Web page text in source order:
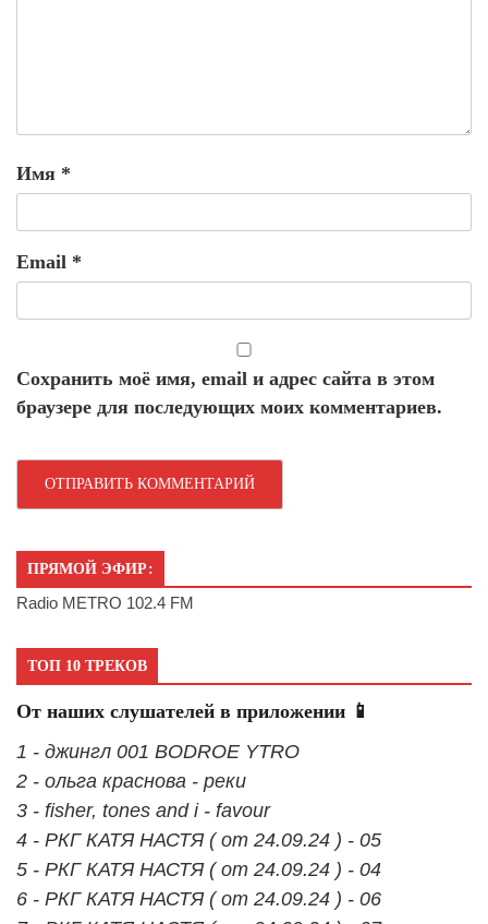
Имя *
Email *
Сохранить моё имя, email и адрес сайта в этом
браузере для последующих моих комментариев.
ПРЯМОЙ ЭФИР:
Radio METRO 102.4 FM
ТОП 10 ТРЕКОВ
От наших слушателей в приложении 📱
1 - джингл 001 BODROE YTRO
2 - ольга краснова - реки
3 - fisher, tones and i - favour
4 - РКГ КАТЯ НАСТЯ ( от 24.09.24 ) - 05
5 - РКГ КАТЯ НАСТЯ ( от 24.09.24 ) - 04
6 - РКГ КАТЯ НАСТЯ ( от 24.09.24 ) - 06